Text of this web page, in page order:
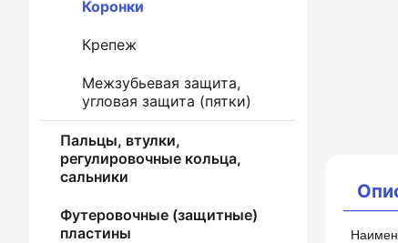
Коронки
Крепеж
Межзубьевая защита,
угловая защита (пятки)
Пальцы, втулки,
регулировочные кольца,
сальники
Футеровочные (защитные)
пластины